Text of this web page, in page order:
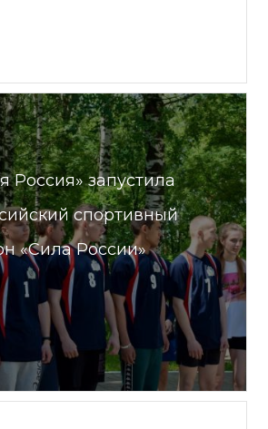
Россия» запустила
спортивный
«Сила России»